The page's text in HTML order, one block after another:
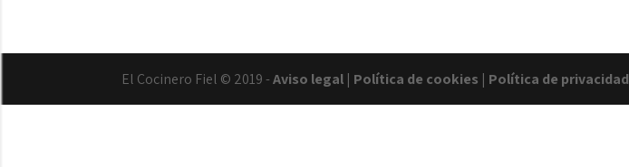
El Cocinero Fiel © 2019 -Aviso legal | Política de cookies | Política de privacidad